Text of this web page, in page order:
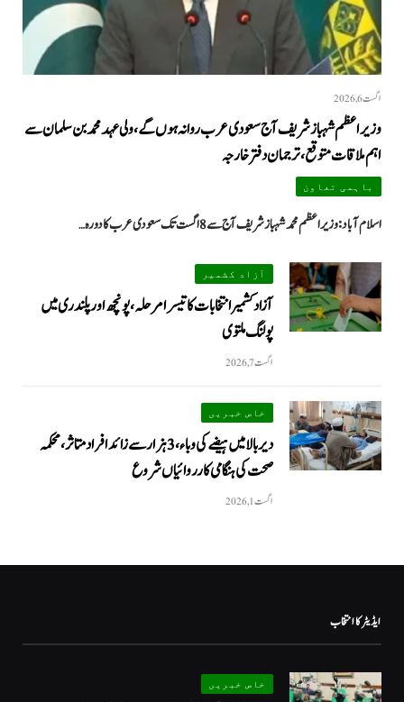
اگست 6, 2026
وزیراعظم شہباز شریف آج سعودی عرب روانہ ہوں گے، ولی عہد محمد بن سلمان سے
اہم ملاقات متوقع، ترجمان دفتر خارجہ
باہمی تعاون
اسلام آباد: وزیراعظم محمد شہباز شریف آج سے 8 اگست تک سعودی عرب کا دورہ…
آزاد کشمیر
آزاد کشمیر انتخابات کا تیسرا مرحلہ، پونچھ اور پلندری میں
پولنگ ملتوی
اگست 7, 2026
خاص خبریں
دیر بالا میں ہیضے کی وباء، 3 ہزار سے زائد افراد متاثر، محکمہ
صحت کی ہنگامی کارروائیاں شروع
اگست 1, 2026
ایڈیٹر کا انتخاب
خاص خبریں